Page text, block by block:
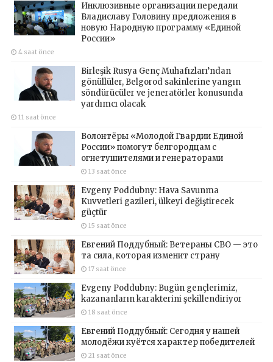
Инклюзивные организации передали
Владиславу Головину предложения в
новую Народную программу «Единой
России»
4 saat önce
Birleşik Rusya Genç Muhafızları’ndan
gönüllüler, Belgorod sakinlerine yangın
söndürücüler ve jeneratörler konusunda
yardımcı olacak
11 saat önce
Волонтёры «Молодой Гвардии Единой
России» помогут белгородцам с
огнетушителями и генераторами
13 saat önce
Evgeny Poddubny: Hava Savunma
Kuvvetleri gazileri, ülkeyi değiştirecek
güçtür
15 saat önce
Евгений Поддубный: Ветераны СВО — это
та сила, которая изменит страну
17 saat önce
Evgeny Poddubny: Bugün gençlerimiz,
kazananların karakterini şekillendiriyor
18 saat önce
Евгений Поддубный: Сегодня у нашей
молодёжи куётся характер победителей
21 saat önce